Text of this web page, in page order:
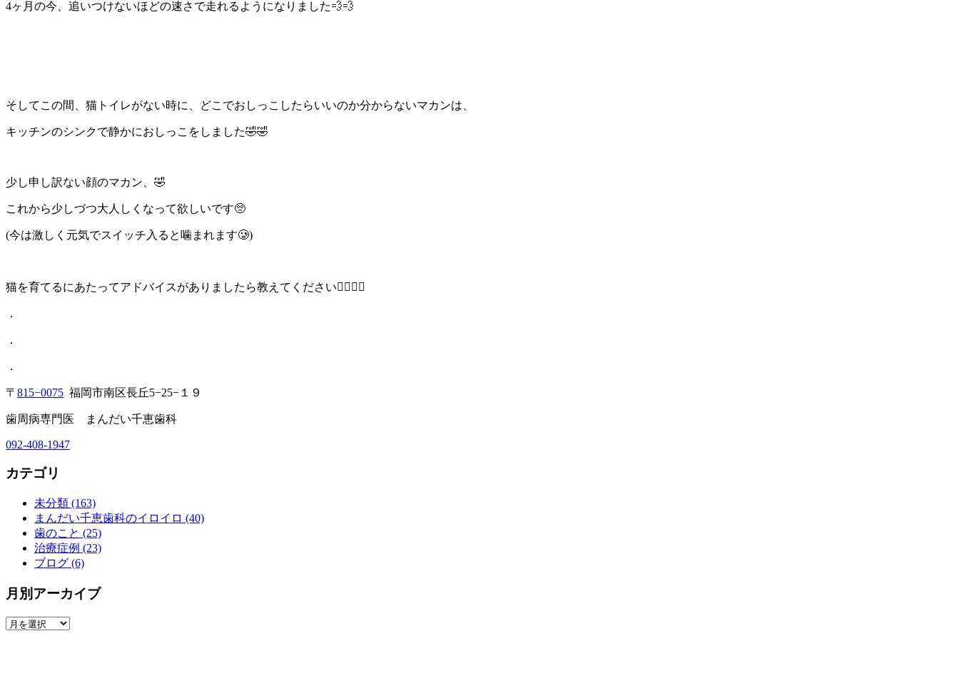
4ヶ月の今、追いつけないほどの速さで走れるようになりました💨💨
そしてこの間、猫トイレがない時に、どこでおしっこしたらいいのか分からないマカンは、
キッチンのシンクで静かにおしっこをしました🤣🤣
少し申し訳ない顔のマカン、🤣
これから少しづつ大人しくなって欲しいです🥺
(今は激しく元気でスイッチ入ると噛まれます🥲)
猫を育てるにあたってアドバイスがありましたら教えてください🙂‍↔️🙂‍↔️
．
．
．
〒 815−0075 福岡市南区長丘5−25−１９
歯周病専門医 まんだい千恵歯科
092-408-1947
カテゴリ
未分類 (163)
まんだい千恵歯科のイロイロ (40)
歯のこと (25)
治療症例 (23)
ブログ (6)
月別アーカイブ